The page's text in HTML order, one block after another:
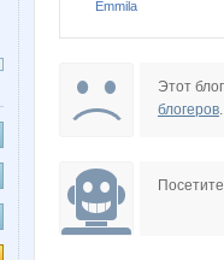
Emmila
Этот
блогеров.